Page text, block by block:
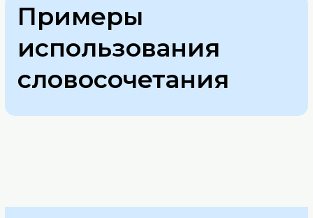
Примеры
использования
словосочетания